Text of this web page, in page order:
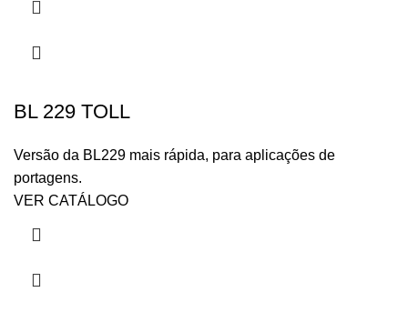
BL 229 TOLL
Versão da BL229 mais rápida, para aplicações de
portagens.
VER CATÁLOGO